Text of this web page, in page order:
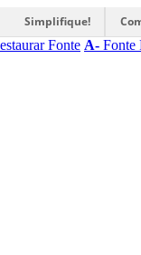
Simplifique!
Fonte A- Fonte